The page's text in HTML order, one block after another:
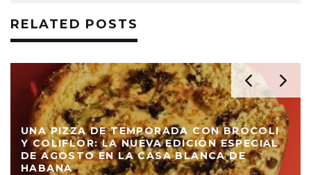
RELATED POSTS
UNA PIZZA DE TEMPORADA CON BRÓCOLI
Y COLIFLOR: LA NUEVA EDICIÓN ESPECIAL
DE AGOSTO EN LA CASA BLANCA DE
HABANA